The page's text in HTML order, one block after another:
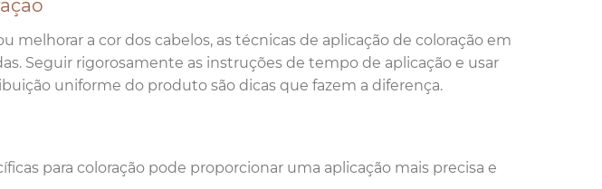
melhorar a cor dos cabelos, as técnicas de aplicação de coloração em
Seguir rigorosamente as instruções de tempo de aplicação e usar
uniforme do produto são dicas que fazem a diferença.
para coloração pode proporcionar uma aplicação mais precisa e